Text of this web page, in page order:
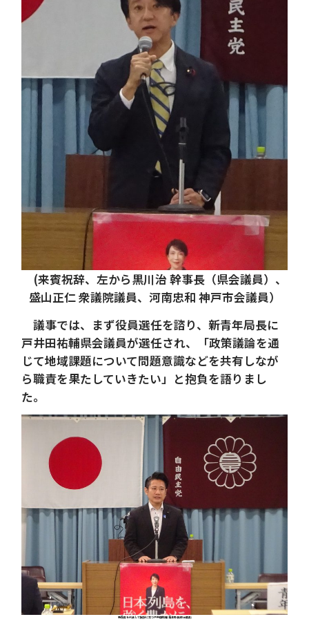
(来賓祝辞、左から黒川治 幹事長（県会議員）、
盛山正仁 衆議院議員、河南忠和 神戸市会議員）
議事では、まず役員選任を諮り、新青年局長に
戸井田祐輔県会議員が選任され、「政策議論を通
じて地域課題について問題意識などを共有しなが
ら職責を果たしていきたい」と抱負を語りまし
た。
新役員を代表して挨拶に立つ戸井田祐輔 青年局長(県会議員)